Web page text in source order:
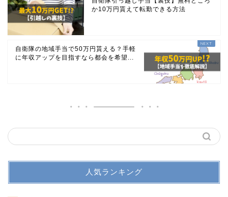
か10万円貰えて転勤できる方法
自衛隊の地域手当で50万円貰える？手軽
に年収アップを目指すなら都会を希望...
人気ランキング